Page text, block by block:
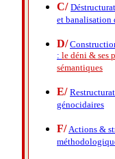
C/
et banalisation
D/
: le déni & ses
sémantiques
E/
génocidaires
F/ Actions &